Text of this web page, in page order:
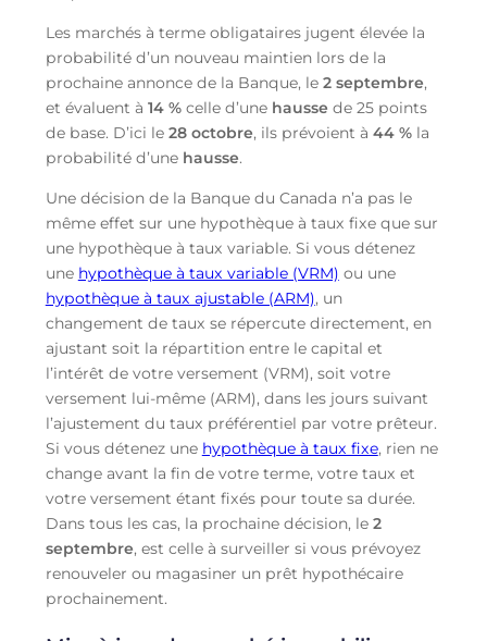
Les marchés à terme obligataires jugent élevée la
probabilité d’un nouveau maintien lors de la
prochaine annonce de la Banque, le 2 septembre,
et évaluent à 14 %celle d’une hausse de 25 points
de base. D’ici le 28 octobre, ils prévoient à 44 %la
probabilité d’une hausse.
Une décision de la Banque du Canada n’a pas le
même effet sur une hypothèque à taux fixe que sur
une hypothèque à taux variable. Si vous détenez
une hypothèque à taux variable (VRM) ou une
hypothèque à taux ajustable (ARM), un
changement de taux se répercute directement, en
ajustant soit la répartition entre le capital et
l’intérêt de votre versement (VRM), soit votre
versement lui-même (ARM), dans les jours suivant
l’ajustement du taux préférentiel par votre prêteur.
Si vous détenez une hypothèque à taux fixe, rien ne
change avant la fin de votre terme, votre taux et
votre versement étant fixés pour toute sa durée.
Dans tous les cas, la prochaine décision, le 2
septembre, est celle à surveiller si vous prévoyez
renouveler ou magasiner un prêt hypothécaire
prochainement.